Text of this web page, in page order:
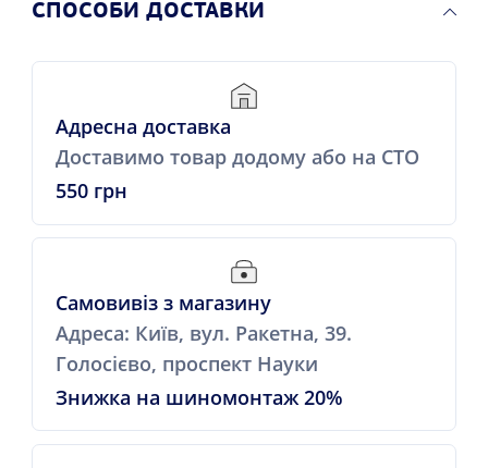
СПОСОБИ ДОСТАВКИ
Адресна доставка
Доставимо товар додому або на СТО
550 грн
Самовивіз з магазину
Адреса: Київ, вул. Ракетна, 39.
Голосієво, проспект Науки
Знижка на шиномонтаж 20%